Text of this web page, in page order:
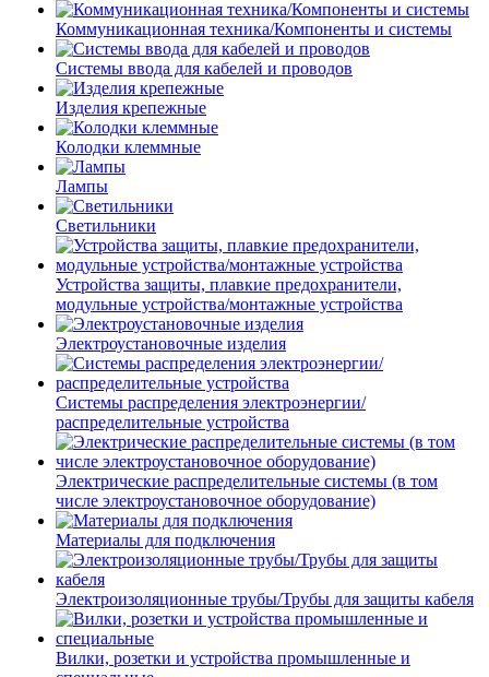
Коммуникационная техника/Компоненты и системы
Системы ввода для кабелей и проводов
Изделия крепежные
Колодки клеммные
Лампы
Светильники
Устройства защиты, плавкие предохранители,
модульные устройства/монтажные устройства
Электроустановочные изделия
Системы распределения электроэнергии/
распределительные устройства
Электрические распределительные системы (в том
числе электроустановочное оборудование)
Материалы для подключения
Электроизоляционные трубы/Трубы для защиты кабеля
Вилки, розетки и устройства промышленные и